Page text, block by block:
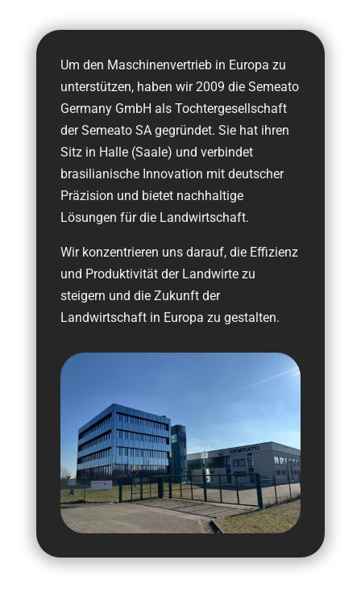
Um den Maschinenvertrieb in Europa zu
unterstützen, haben wir 2009 die Semeato
Germany GmbH als Tochtergesellschaft
der Semeato SA gegründet. Sie hat ihren
Sitz in Halle (Saale) und verbindet
brasilianische Innovation mit deutscher
Präzision und bietet nachhaltige
Lösungen für die Landwirtschaft.
Wir konzentrieren uns darauf, die Effizienz
und Produktivität der Landwirte zu
steigern und die Zukunft der
Landwirtschaft in Europa zu gestalten.